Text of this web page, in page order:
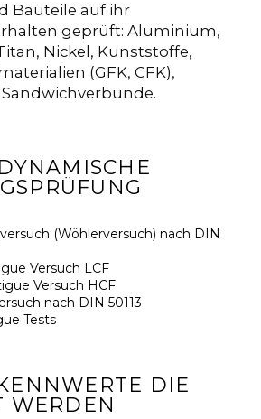
Bauteile auf ihr
geprüft: Aluminium,
Nickel, Kunststoffe,
(GFK, CFK),
(Wöhlerversuch) nach DIN
Versuch LCF
Versuch HCF
nach DIN 50113
Tests
DIE
WERDEN